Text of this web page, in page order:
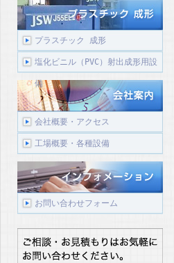
プラスチック 成形
塩化ビニル（PVC）射出成形用設
備
会社概要・アクセス
工場概要・各種設備
お問い合わせフォーム